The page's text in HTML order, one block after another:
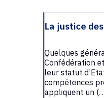
La justice
Quelques
Confédération
leur statut
compétences
appliquent un